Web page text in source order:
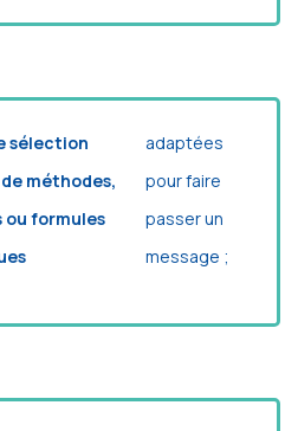
sélection
méthodes,
formules
adaptées
pour faire
passer un
message ;